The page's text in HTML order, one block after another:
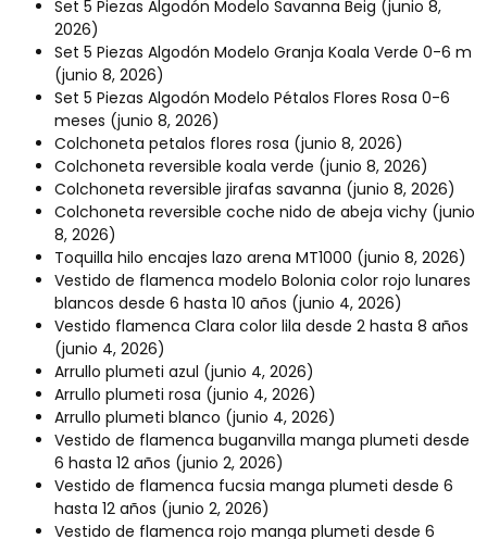
Set 5 Piezas Algodón Modelo Savanna Beig (junio 8,
2026)
Set 5 Piezas Algodón Modelo Granja Koala Verde 0-6 m
(junio 8, 2026)
Set 5 Piezas Algodón Modelo Pétalos Flores Rosa 0-6
meses (junio 8, 2026)
Colchoneta petalos flores rosa (junio 8, 2026)
Colchoneta reversible koala verde (junio 8, 2026)
Colchoneta reversible jirafas savanna (junio 8, 2026)
Colchoneta reversible coche nido de abeja vichy (junio
8, 2026)
Toquilla hilo encajes lazo arena MT1000 (junio 8, 2026)
Vestido de flamenca modelo Bolonia color rojo lunares
blancos desde 6 hasta 10 años (junio 4, 2026)
Vestido flamenca Clara color lila desde 2 hasta 8 años
(junio 4, 2026)
Arrullo plumeti azul (junio 4, 2026)
Arrullo plumeti rosa (junio 4, 2026)
Arrullo plumeti blanco (junio 4, 2026)
Vestido de flamenca buganvilla manga plumeti desde
6 hasta 12 años (junio 2, 2026)
Vestido de flamenca fucsia manga plumeti desde 6
hasta 12 años (junio 2, 2026)
Vestido de flamenca rojo manga plumeti desde 6